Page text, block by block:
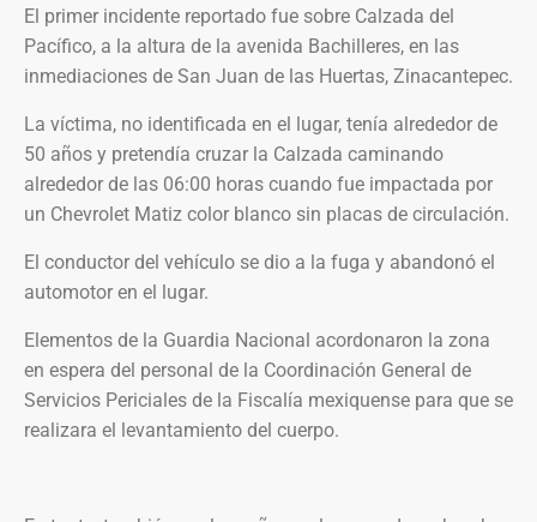
El primer incidente reportado fue sobre Calzada del
Pacífico, a la altura de la avenida Bachilleres, en las
inmediaciones de San Juan de las Huertas, Zinacantepec.
La víctima, no identificada en el lugar, tenía alrededor de
50 años y pretendía cruzar la Calzada caminando
alrededor de las 06:00 horas cuando fue impactada por
un Chevrolet Matiz color blanco sin placas de circulación.
El conductor del vehículo se dio a la fuga y abandonó el
automotor en el lugar.
Elementos de la Guardia Nacional acordonaron la zona
en espera del personal de la Coordinación General de
Servicios Periciales de la Fiscalía mexiquense para que se
realizara el levantamiento del cuerpo.